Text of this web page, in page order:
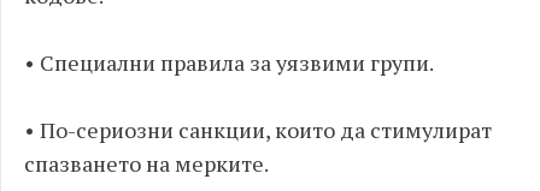
• Специални правила за уязвими групи.
• По-сериозни санкции, които да стимулират
спазването на мерките.